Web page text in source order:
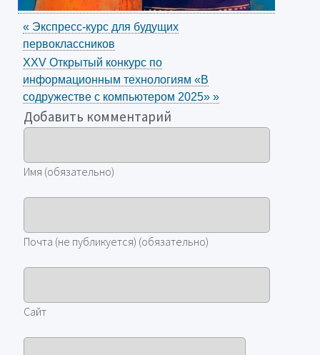
« Экспресс-курс для будущих
первоклассников
XXV Открытый конкурс по
информационным технологиям «В
содружестве с компьютером 2025» »
Добавить комментарий
Имя (обязательно)
Почта (не публикуется) (обязательно)
Сайт